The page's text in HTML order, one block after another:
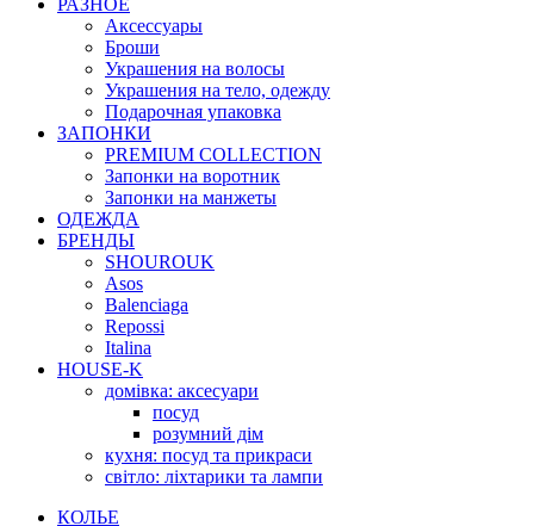
РАЗНОЕ
Аксессуары
Броши
Украшения на волосы
Украшения на тело, одежду
Подарочная упаковка
ЗАПОНКИ
PREMIUM COLLECTION
Запонки на воротник
Запонки на манжеты
ОДЕЖДА
БРЕНДЫ
SHOUROUK
Asos
Balenciaga
Repossi
Italina
HOUSE-K
домівка: аксесуари
посуд
розумний дім
кухня: посуд та прикраси
світло: ліхтарики та лампи
КОЛЬЕ